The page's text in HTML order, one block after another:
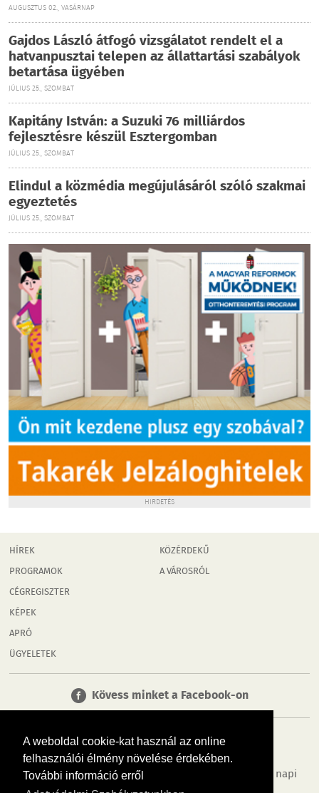
A weboldal cookie-kat használ az online
felhasználói élmény növelése érdekében.
További információ erről
AUGUSZTUS 02., VASÁRNAP
Gajdos László átfogó vizsgálatot rendelt el a
hatvanpusztai telepen az állattartási szabályok
betartása ügyében
JÚLIUS 25., SZOMBAT
Kapitány István: a Suzuki 76 milliárdos
fejlesztésre készül Esztergomban
JÚLIUS 25., SZOMBAT
Elindul a közmédia megújulásáról szóló szakmai
egyeztetés
JÚLIUS 25., SZOMBAT
HIRDETÉS
HÍREK
PROGRAMOK
CÉGREGISZTER
KÉPEK
APRÓ
ÜGYELETEK
KÖZÉRDEKŰ
A VÁROSRÓL
Kövess minket a Facebook-on
Tudj meg többet városodról! Hírek, programok, képek, napi
menü, cégek…. és minden, ami Mosonmagyaróvár